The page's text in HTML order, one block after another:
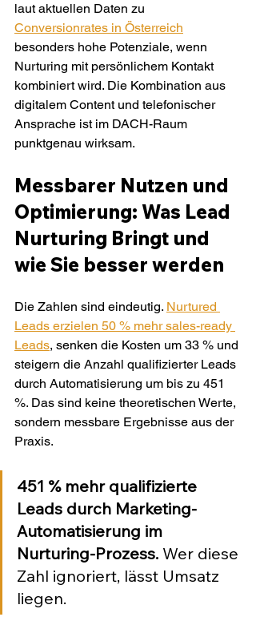
laut aktuellen Daten zu
Conversionrates in Österreich
besonders hohe Potenziale, wenn
Nurturing mit persönlichem Kontakt
kombiniert wird. Die Kombination aus
digitalem Content und telefonischer
Ansprache ist im DACH-Raum
punktgenau wirksam.
Messbarer Nutzen und
Optimierung: Was Lead
Nurturing Bringt und
wie Sie besser werden
Die Zahlen sind eindeutig. Nurtured
Leads erzielen 50 % mehr sales-ready
Leads, senken die Kosten um 33 % und
steigern die Anzahl qualifizierter Leads
durch Automatisierung um bis zu 451
%. Das sind keine theoretischen Werte,
sondern messbare Ergebnisse aus der
Praxis.
451 % mehr qualifizierte
Leads durch Marketing-
Automatisierung im
Nurturing-Prozess. Wer diese
Zahl ignoriert, lässt Umsatz
liegen.